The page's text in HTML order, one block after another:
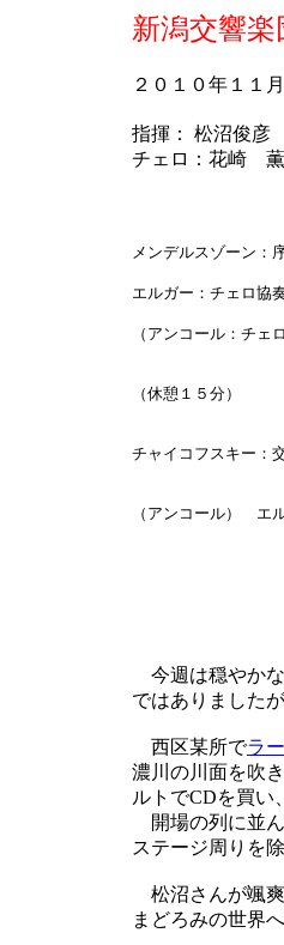
新潟交響
２０１０年１
指揮： 松沼俊彦
チェロ：花崎 薫
メンデルスゾーン：
エルガー：チェロ
（アンコール：チ
（休憩１５分）
チャイコフスキー
（アンコール） エ
今週は穏やかな
ではありました
西区某所でラ
濃川の川面を吹
ルトでCDを買い
開場の列に並ん
ステージ周りを
松沼さんが颯爽
まどろみの世界